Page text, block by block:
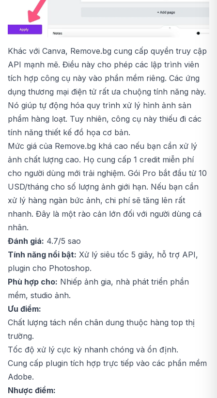
Khác với Canva, Remove.bg cung cấp quyền truy cập
API mạnh mẽ. Điều này cho phép các lập trình viên
tích hợp công cụ này vào phần mềm riêng. Các ứng
dụng thương mại điện tử rất ưa chuộng tính năng này.
Nó giúp tự động hóa quy trình xử lý hình ảnh sản
phẩm hàng loạt. Tuy nhiên, công cụ này thiếu đi các
tính năng thiết kế đồ họa cơ bản.
Mức giá của Remove.bg khá cao nếu bạn cần xử lý
ảnh chất lượng cao. Họ cung cấp 1 credit miễn phí
cho người dùng mới trải nghiệm. Gói Pro bắt đầu từ 10
USD/tháng cho số lượng ảnh giới hạn. Nếu bạn cần
xử lý hàng ngàn bức ảnh, chi phí sẽ tăng lên rất
nhanh. Đây là một rào cản lớn đối với người dùng cá
nhân.
Đánh giá: 4.7/5 sao
Tính năng nổi bật: Xử lý siêu tốc 5 giây, hỗ trợ API,
plugin cho Photoshop.
Phù hợp cho: Nhiếp ảnh gia, nhà phát triển phần
mềm, studio ảnh.
Ưu điểm:
Chất lượng tách nền chân dung thuộc hàng top thị
trường.
Tốc độ xử lý cực kỳ nhanh chóng và ổn định.
Cung cấp plugin tích hợp trực tiếp vào các phần mềm
Adobe.
Nhược điểm: